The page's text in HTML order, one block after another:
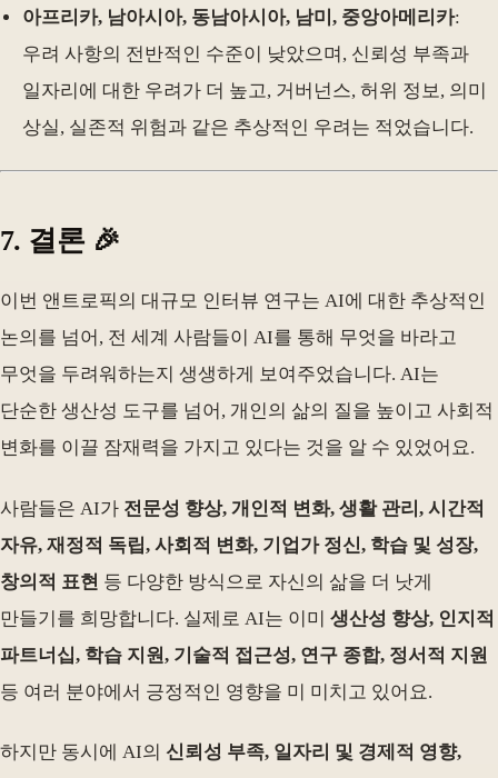
아프리카, 남아시아, 동남아시아, 남미, 중앙아메리카:
우려 사항의 전반적인 수준이 낮았으며, 신뢰성 부족과
일자리에 대한 우려가 더 높고, 거버넌스, 허위 정보, 의미
상실, 실존적 위험과 같은 추상적인 우려는 적었습니다.
7. 결론 🎉
이번 앤트로픽의 대규모 인터뷰 연구는 AI에 대한 추상적인
논의를 넘어, 전 세계 사람들이 AI를 통해 무엇을 바라고
무엇을 두려워하는지 생생하게 보여주었습니다. AI는
단순한 생산성 도구를 넘어, 개인의 삶의 질을 높이고 사회적
변화를 이끌 잠재력을 가지고 있다는 것을 알 수 있었어요.
사람들은 AI가 전문성 향상, 개인적 변화, 생활 관리, 시간적
자유, 재정적 독립, 사회적 변화, 기업가 정신, 학습 및 성장,
창의적 표현 등 다양한 방식으로 자신의 삶을 더 낫게
만들기를 희망합니다. 실제로 AI는 이미 생산성 향상, 인지적
파트너십, 학습 지원, 기술적 접근성, 연구 종합, 정서적 지원
등 여러 분야에서 긍정적인 영향을 미 미치고 있어요.
하지만 동시에 AI의 신뢰성 부족, 일자리 및 경제적 영향,